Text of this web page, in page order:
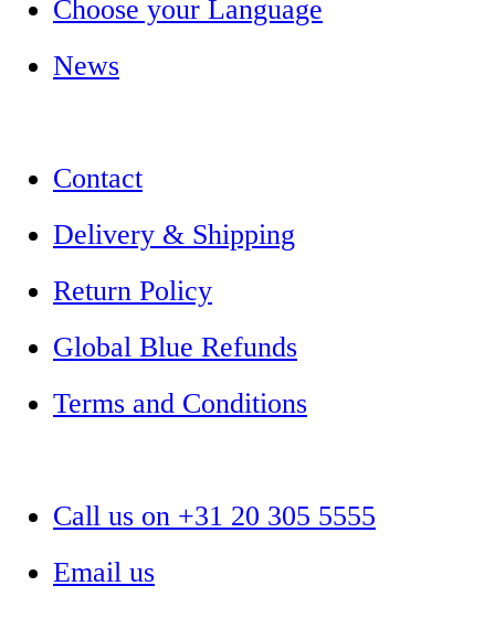
Choose your Language
News
Contact
Delivery & Shipping
Return Policy
Global Blue Refunds
Terms and Conditions
Call us on +31 20 305 5555
Email us